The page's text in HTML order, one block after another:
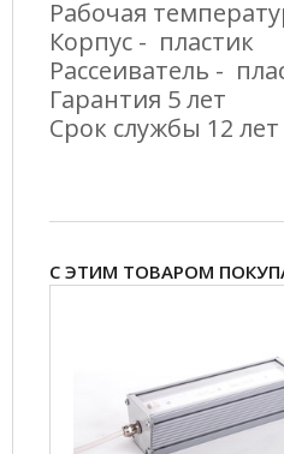
Рабочая
Корпус - пластик
Рассеиватель -
Гарантия 5 лет
Срок службы 12 лет
С ЭТИМ ТОВАРОМ